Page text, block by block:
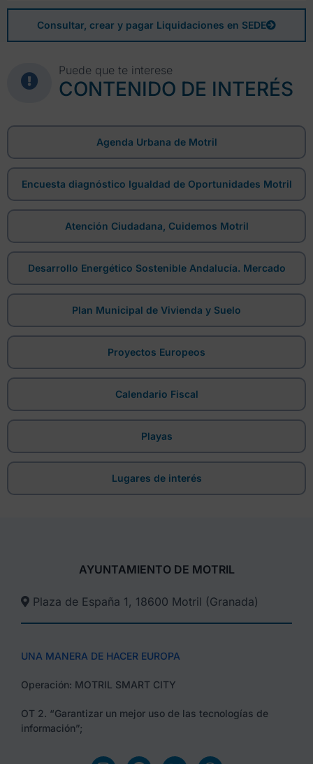
Consultar, crear y pagar Liquidaciones en SEDE
Puede que te interese
CONTENIDO DE INTERÉS
Agenda Urbana de Motril
Encuesta diagnóstico Igualdad de Oportunidades Motril
Atención Ciudadana, Cuidemos Motril
Desarrollo Energético Sostenible Andalucía. Mercado
Plan Municipal de Vivienda y Suelo
Proyectos Europeos
Calendario Fiscal
Playas
Lugares de interés
AYUNTAMIENTO DE MOTRIL
Plaza de España 1, 18600 Motril (Granada)​
UNA MANERA DE HACER EUROPA
Operación: MOTRIL SMART CITY
OT 2. “Garantizar un mejor uso de las tecnologías de
información”;